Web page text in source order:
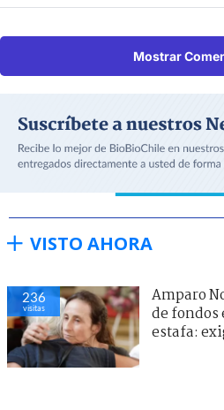
Mostrar
VISTO AHORA
236
visitas
Amparo
de
estafa: